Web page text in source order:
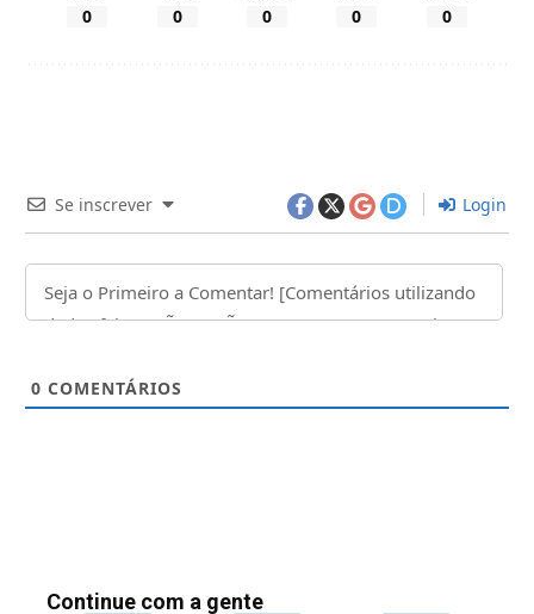
0 0 0 0 0
Se inscrever Login
0 COMENTÁRIOS
Continue com a gente